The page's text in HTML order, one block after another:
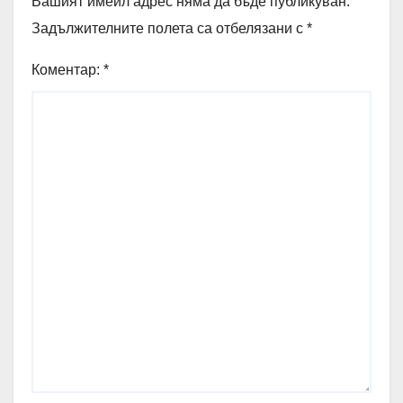
Задължителните полета са отбелязани с *
Коментар: *